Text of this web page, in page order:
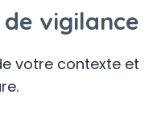
vigilance
votre contexte et